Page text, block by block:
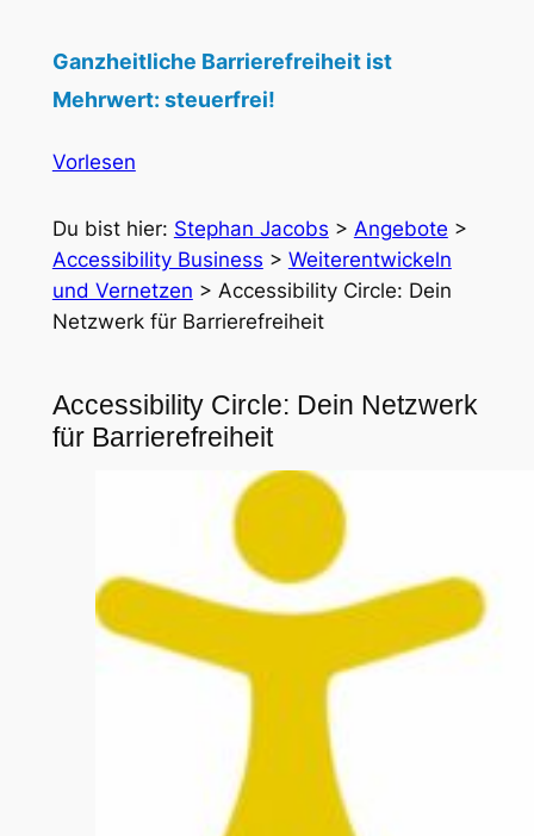
Ganzheitliche Barrierefreiheit ist
Mehrwert: steuerfrei!
Vorlesen
Du bist hier: Stephan Jacobs > Angebote >
Accessibility Business > Weiterentwickeln
und Vernetzen > Accessibility Circle: Dein
Netzwerk für Barrierefreiheit
Accessibility Circle: Dein Netzwerk
für Barrierefreiheit